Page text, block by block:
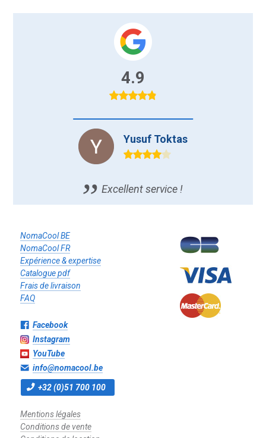
4.9
Yusuf Toktas
Excellent service !
NomaCool BE
NomaCool FR
Expérience & expertise
Catalogue pdf
Frais de livraison
FAQ
Facebook
Instagram
YouTube
info@nomacool.be
+32 (0)51 700 100
Mentions légales
Conditions de vente